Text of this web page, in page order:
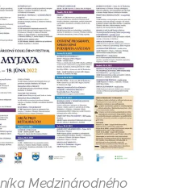
Medzinárodného